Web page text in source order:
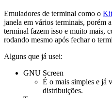
Emuladores de terminal como o
janela em vários terminais, porém
terminal fazem isso e muito mais,
rodando mesmo após fechar o
Alguns que já usei:
GNU Screen
É o mais simples e já
distribuições.